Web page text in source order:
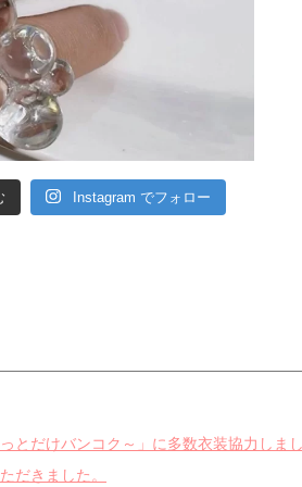
Instagram でフォロー
とだけバンコク～」に多数衣装協力しま
だきました。